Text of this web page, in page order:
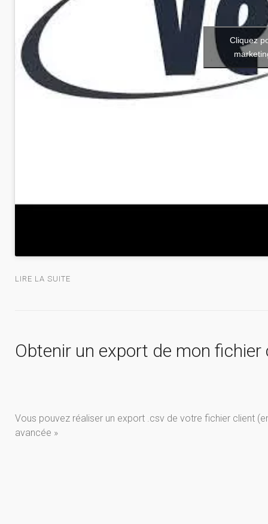
Cliquez
LIRE LA SUITE
Obtenir un export de mon fichier
Vous pouvez réaliser un export .csv de votre fichier client
avancée »